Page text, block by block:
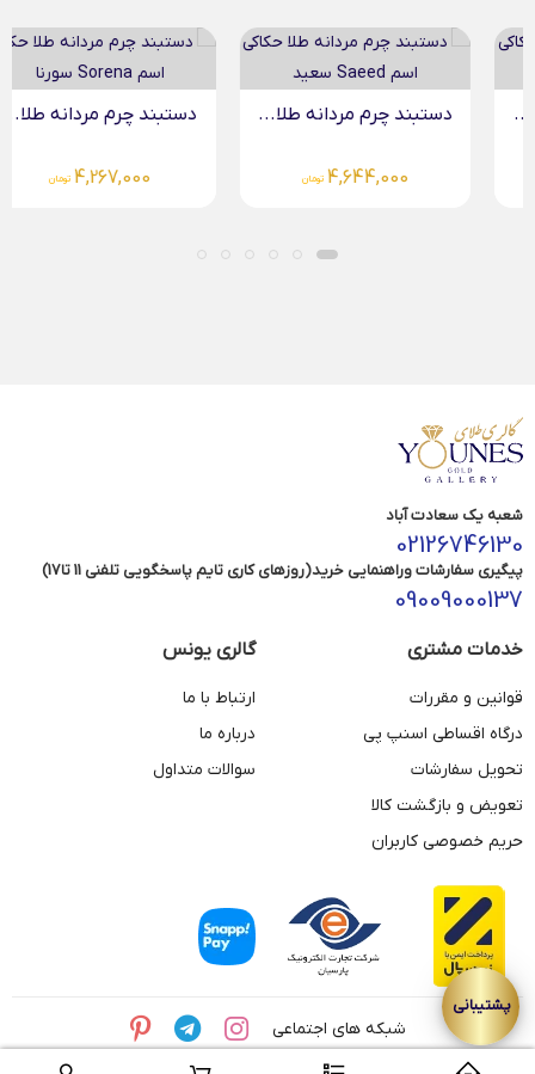
دستبند چرم مردانه طلا...
4,644,000 تومان
دستبند چرم مردانه طلا...
4,267,000 تومان
شعبه یک سعادت آباد
02126746130
پیگیری سفارشات وراهنمایی خرید(روزهای کاری تایم پاسخگویی تلفنی 11 تا17)
09009000137
خدمات مشتری
قوانین و مقررات
درگاه اقساطی اسنپ پی
تحویل سفارشات
تعویض و بازگشت کالا
حریم خصوصی کاربران
گالری یونس
ارتباط با ما
درباره ما
سوالات متداول
شبکه های اجتماعی